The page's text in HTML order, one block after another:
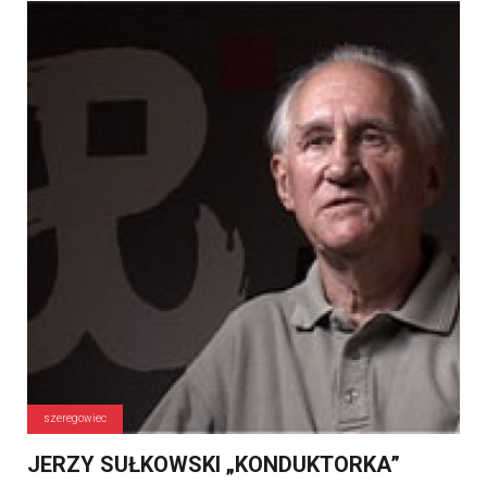
szeregowiec
JERZY SUŁKOWSKI „KONDUKTORKA”